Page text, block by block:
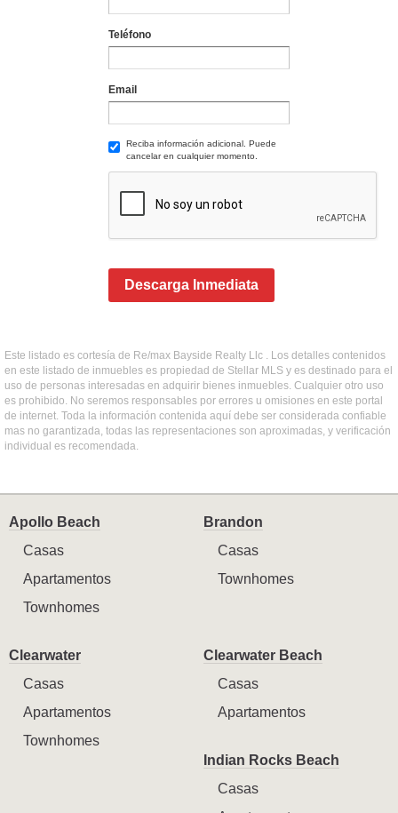
Teléfono
Email
Reciba información adicional. Puede
cancelar en cualquier momento.
Descarga Inmediata
Este listado es cortesía de Re/max Bayside Realty Llc . Los detalles contenidos
en este listado de inmuebles es propiedad de Stellar MLS y es destinado para el
uso de personas interesadas en adquirir bienes inmuebles. Cualquier otro uso
es prohibido. No seremos responsables por errores u omisiones en este portal
de internet. Toda la información contenida aquí debe ser considerada confiable
mas no garantizada, todas las representaciones son aproximadas, y verificación
individual es recomendada.
Apollo Beach
Casas
Apartamentos
Townhomes
Brandon
Casas
Townhomes
Clearwater
Casas
Apartamentos
Townhomes
Clearwater Beach
Casas
Apartamentos
Indian Rocks Beach
Casas